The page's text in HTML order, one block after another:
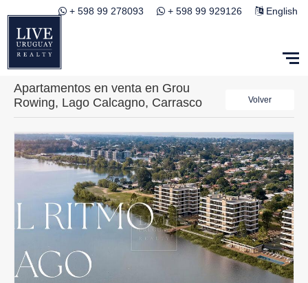
+ 598 99 278093 + 598 99 929126 English
Volver
Apartamentos en venta en Grou
Rowing, Lago Calcagno, Carrasco
Este